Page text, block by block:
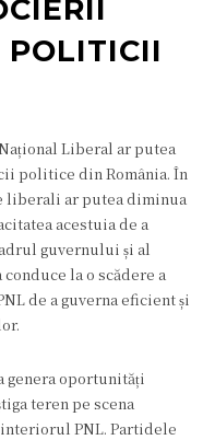
POLITICII
Liberal ar putea
politice din România. În
liberali ar putea diminua
acestuia de a
guvernului și al
la o scădere a
de a guverna eficient și
genera oportunități
teren pe scena
PNL. Partidele